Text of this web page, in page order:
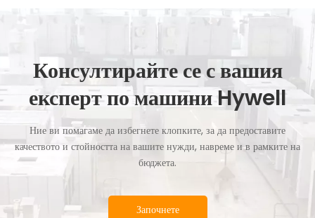
Консултирайте се с вашия
експерт по машини Hywell
Ние ви помагаме да избегнете клопките, за да предоставите
качеството и стойността на вашите нужди, навреме и в рамките на
бюджета.
Започнете